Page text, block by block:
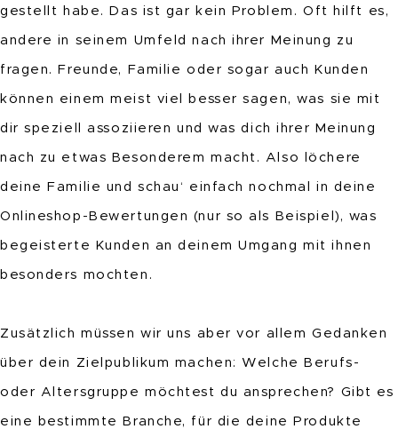
gestellt habe. Das ist gar kein Problem. Oft hilft es,
andere in seinem Umfeld nach ihrer Meinung zu
fragen. Freunde, Familie oder sogar auch Kunden
können einem meist viel besser sagen, was sie mit
dir speziell assoziieren und was dich ihrer Meinung
nach zu etwas Besonderem macht. Also löchere
deine Familie und schau‘ einfach nochmal in deine
Onlineshop-Bewertungen (nur so als Beispiel), was
begeisterte Kunden an deinem Umgang mit ihnen
besonders mochten.
Zusätzlich müssen wir uns aber vor allem Gedanken
über dein Zielpublikum machen: Welche Berufs-
oder Altersgruppe möchtest du ansprechen? Gibt es
eine bestimmte Branche, für die deine Produkte